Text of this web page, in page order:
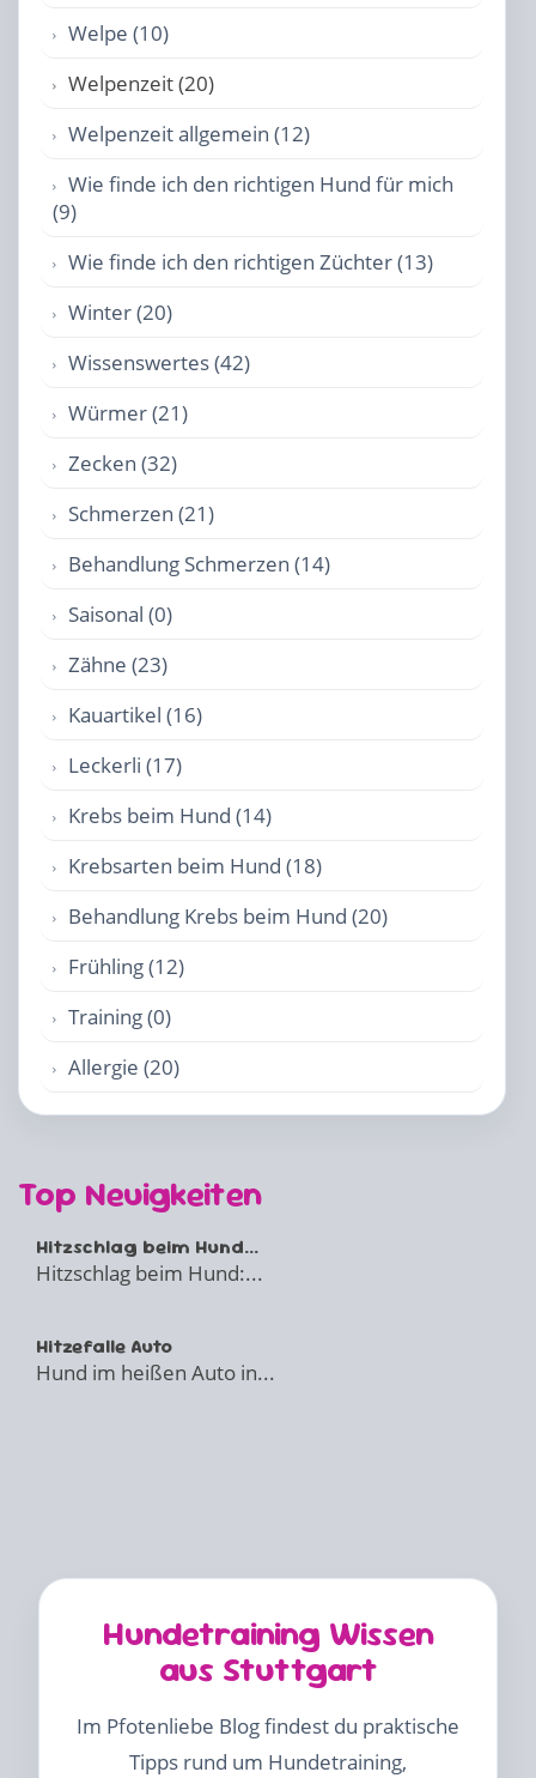
Welpe (10)
Welpenzeit (20)
Welpenzeit allgemein (12)
Wie finde ich den richtigen Hund für mich
(9)
Wie finde ich den richtigen Züchter (13)
Winter (20)
Wissenswertes (42)
Würmer (21)
Zecken (32)
Schmerzen (21)
Behandlung Schmerzen (14)
Saisonal (0)
Zähne (23)
Kauartikel (16)
Leckerli (17)
Krebs beim Hund (14)
Krebsarten beim Hund (18)
Behandlung Krebs beim Hund (20)
Frühling (12)
Training (0)
Allergie (20)
Top Neuigkeiten
Hitzschlag beim Hund...
Hitzschlag beim Hund:...
Hitzefalle Auto
Hund im heißen Auto in...
Hundetraining Wissen
aus Stuttgart
Im Pfotenliebe Blog findest du praktische
Tipps rund um Hundetraining,